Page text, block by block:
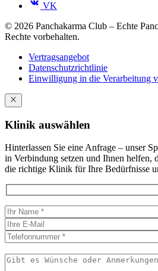
VK
© 2026 Panchakarma Club – Echte
Rechte vorbehalten.
Vertragsangebot
Datenschutzrichtlinie
Einwilligung in die Verarbeitung
Klinik auswählen
Hinterlassen Sie eine Anfrage – unser
in Verbindung setzen und Ihnen helfen,
die richtige Klinik für Ihre Bedürfnisse